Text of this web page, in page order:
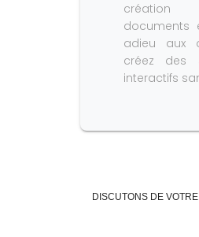
création
documents
adieu aux
créez des
interactifs
DISCUTONS DE